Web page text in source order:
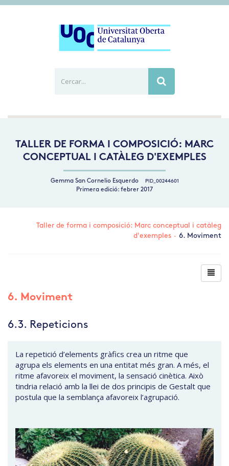
TALLER DE FORMA I COMPOSICIÓ: MARC
CONCEPTUAL I CATÀLEG D'EXEMPLES
Gemma San Cornelio Esquerdo PID_00244601
Primera edició: febrer 2017
Taller de forma i composició: Marc conceptual i catàleg
d'exemples · 6. Moviment
6. Moviment
6.3. Repeticions
La repetició d’elements gràfics crea un ritme que
agrupa els elements en una entitat més gran. A més, el
ritme afavoreix el moviment, la sensació cinètica. Això
tindria relació amb la llei de dos principis de Gestalt que
postula que la semblança afavoreix l’agrupació.